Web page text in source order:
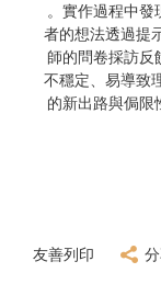
。實作過程中發
者的想法透過提
師的問卷採訪反
不穩定、 易導致
的新出路與侷限
友善列印